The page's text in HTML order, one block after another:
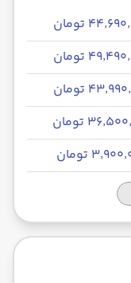
تومان
تومان
تومان
تومان
تومان